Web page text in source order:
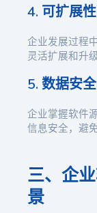
4. 可扩展
企业发展过程
灵活扩展和升
5. 数据安
企业掌握软件
信息安全，避
三、企
景